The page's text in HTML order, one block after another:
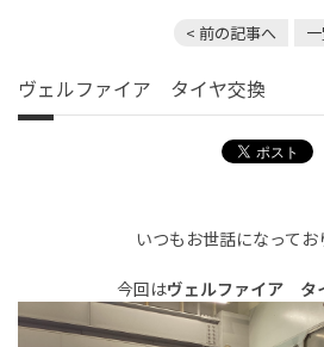
< 前の記事へ
ヴェルファイア タイヤ交換
いつもお世話になって
今回はヴェルファイア タ